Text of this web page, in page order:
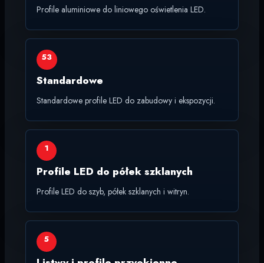
Profile aluminiowe do liniowego oświetlenia LED.
53
Standardowe
Standardowe profile LED do zabudowy i ekspozycji.
1
Profile LED do półek szklanych
Profile LED do szyb, półek szklanych i witryn.
5